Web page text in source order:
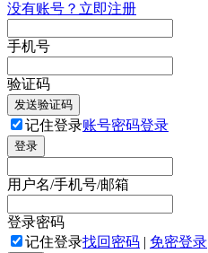
没有账号？立即注册
手机号
验证码
发送验证码
记住登录账号密码登录
登录
用户名/手机号/邮箱
登录密码
记住登录找回密码 | 免密登录